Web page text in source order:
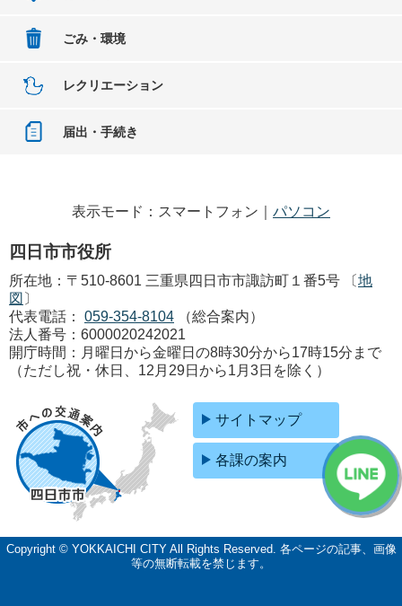
ごみ・環境
レクリエーション
届出・手続き
表示モード：スマートフォン｜ パソコン
四日市市役所
所在地：〒510-8601 三重県四日市市諏訪町１番5号 〔地
図 〕
代表電話：
059-354-8104
（総合案内）
法人番号：6000020242021
開庁時間：月曜日から金曜日の8時30分から17時15分まで
（ただし祝・休日、12月29日から1月3日を除く）
サイトマップ
各課の案内
Copyright © YOKKAICHI CITY All Rights Reserved. 各ページの記事、画像
等の無断転載を禁じます。